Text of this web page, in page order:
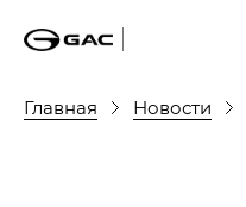
Главная Новости